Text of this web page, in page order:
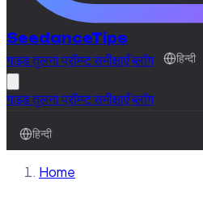
SeedanceTips
गाइडतुलनाप्रॉम्प्टसमीक्षाएँब्लॉग हिन्दी
गाइडतुलनाप्रॉम्प्टसमीक्षाएँब्लॉग
हिन्दी
Home